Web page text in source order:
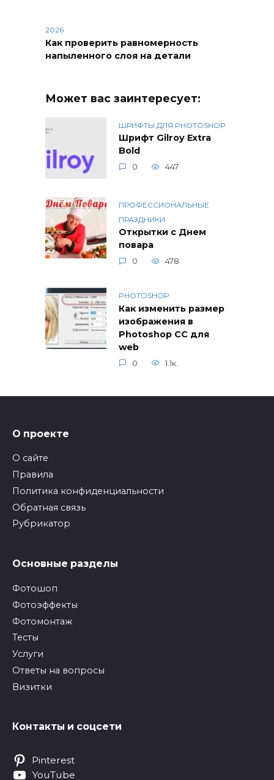
2026
Как проверить равномерность
напыленного слоя на детали
Может вас заинтересует:
ШРИФТЫ ДЛЯ PHOTOSHOP
Шрифт Gilroy Extra
Bold
0 447
ПРОФЕССИОНАЛЬНЫЕ
ПРАЗДНИКИ
Открытки с Днем
повара
0 478
PHOTOSHOP
Как изменить размер
изображения в
Photoshop CC для
web
0 1.1к.
О проекте
О сайте
Правила
Политика конфиденциальности
Обратная связь
Рубрикатор
Основные разделы
Фотошоп
Фотоэффекты
Фотомонтаж
Тесты
Услуги
Ответы на вопросы
Визитки
Контакты и соцсети
Pinterest
YouTube